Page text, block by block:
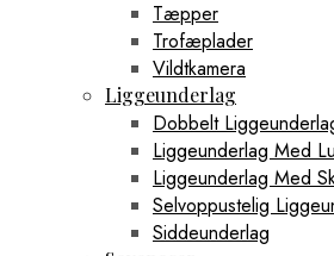
Tæpper
Trofæplader
Vildtkamera
Liggeunderlag
Dobbelt
Liggeunderlag Med
Liggeunderlag Med
Selvoppustelig
Siddeunderlag